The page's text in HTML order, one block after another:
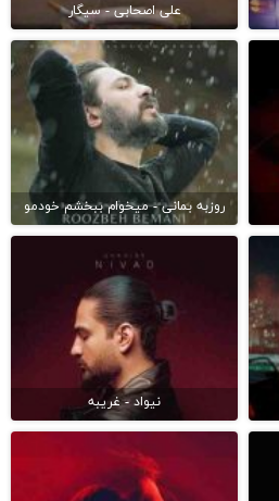
علی اصحابی - سیگار
روزبه بمانی - میخوام ببخشم خودمو
نیواد - غریبه